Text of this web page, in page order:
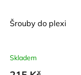
Šrouby do plexi
Skladem